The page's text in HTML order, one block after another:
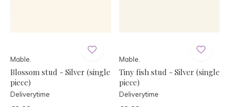
Mable.
Blossom stud - Silver (single
piece)
Deliverytime
Mable.
Tiny fish stud - Silver (single
piece)
Deliverytime